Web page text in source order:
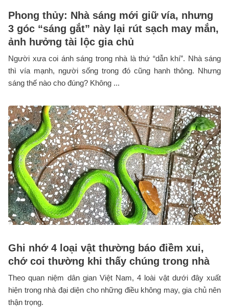
Phong thủy: Nhà sáng mới giữ vía, nhưng
3 góc “sáng gắt” này lại rút sạch may mắn,
ảnh hưởng tài lộc gia chủ
Người xưa coi ánh sáng trong nhà là thứ “dẫn khí”. Nhà sáng
thì vía mạnh, người sống trong đó cũng hanh thông. Nhưng
sáng thế nào cho đúng? Không ...
Ghi nhớ 4 loại vật thường báo điềm xui,
chớ coi thường khi thấy chúng trong nhà
Theo quan niệm dân gian Việt Nam, 4 loài vật dưới đây xuất
hiện trong nhà đại diện cho những điều không may, gia chủ nên
thận trọng.